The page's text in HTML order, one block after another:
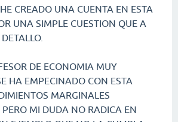
CREADO UNA CUENTA EN ESTA
UNA SIMPLE CUESTION QUE A
DE ECONOMIA MUY
HA EMPECINADO CON ESTA
MARGINALES
PERO MI DUDA NO RADICA EN